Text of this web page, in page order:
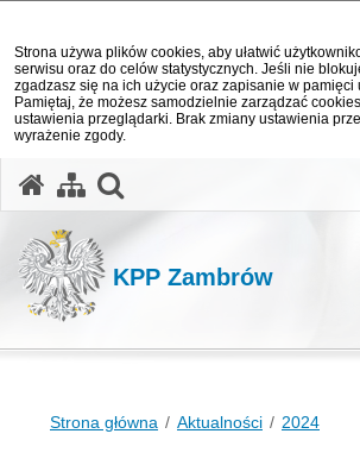
Strona używa plików cookies, aby ułatwić
serwisu oraz do celów statystycznych. Jeśli nie
zgadzasz się na ich użycie oraz zapisanie w pamięci
Pamiętaj, że możesz samodzielnie zarządzać
ustawienia przeglądarki. Brak zmiany ustawienia
wyrażenie zgody.
KPP Zambrów
Strona główna Aktualności 2024